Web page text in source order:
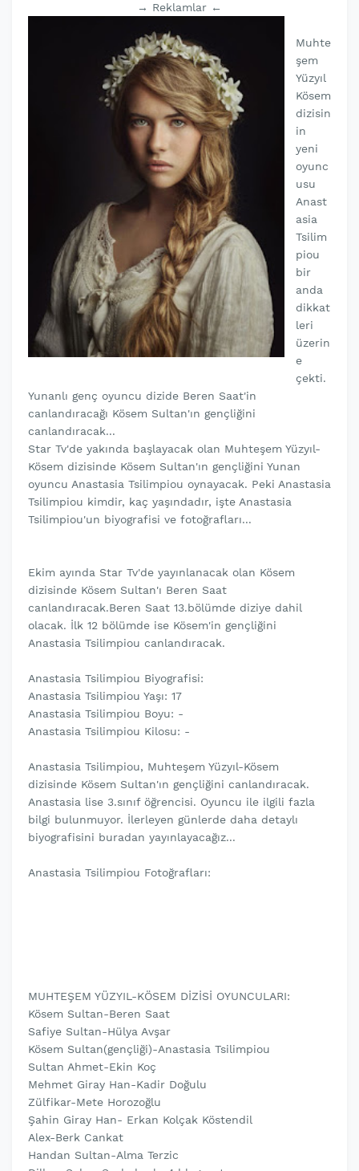
→ Reklamlar ←
Muhte
şem
Yüzyıl
Kösem
dizisin
in
yeni
oyunc
usu
Anast
asia
Tsilim
piou
bir
anda
dikkat
leri
üzerin
e
çekti.
Yunanlı genç oyuncu dizide Beren Saat'in
canlandıracağı Kösem Sultan'ın gençliğini
canlandıracak...
Star Tv'de yakında başlayacak olan Muhteşem Yüzyıl-
Kösem dizisinde Kösem Sultan'ın gençliğini Yunan
oyuncu Anastasia Tsilimpiou oynayacak. Peki Anastasia
Tsilimpiou kimdir, kaç yaşındadır, işte Anastasia
Tsilimpiou'un biyografisi ve fotoğrafları...
Ekim ayında Star Tv'de yayınlanacak olan Kösem
dizisinde Kösem Sultan'ı Beren Saat
canlandıracak.Beren Saat 13.bölümde diziye dahil
olacak. İlk 12 bölümde ise Kösem'in gençliğini
Anastasia Tsilimpiou canlandıracak.
Anastasia Tsilimpiou Biyografisi:
Anastasia Tsilimpiou Yaşı: 17
Anastasia Tsilimpiou Boyu: -
Anastasia Tsilimpiou Kilosu: -
Anastasia Tsilimpiou, Muhteşem Yüzyıl-Kösem
dizisinde Kösem Sultan'ın gençliğini canlandıracak.
Anastasia lise 3.sınıf öğrencisi. Oyuncu ile ilgili fazla
bilgi bulunmuyor. İlerleyen günlerde daha detaylı
biyografisini buradan yayınlayacağız...
Anastasia Tsilimpiou Fotoğrafları:
MUHTEŞEM YÜZYIL-KÖSEM DİZİSİ OYUNCULARI:
Kösem Sultan-Beren Saat
Safiye Sultan-Hülya Avşar
Kösem Sultan(gençliği)-Anastasia Tsilimpiou
Sultan Ahmet-Ekin Koç
Mehmet Giray Han-Kadir Doğulu
Zülfikar-Mete Horozoğlu
Şahin Giray Han- Erkan Kolçak Köstendil
Alex-Berk Cankat
Handan Sultan-Alma Terzic